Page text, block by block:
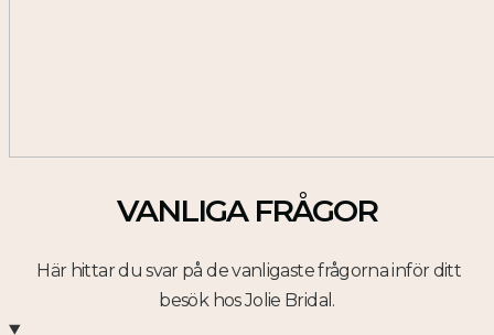
VANLIGA FRÅGOR
Här hittar du svar på de vanligaste frågorna inför ditt
besök hos Jolie Bridal.